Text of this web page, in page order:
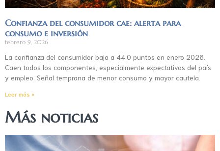
Confianza del consumidor cae: alerta para
consumo e inversión
febrero 9, 2026
La confianza del consumidor baja a 44.0 puntos en enero 2026.
Caen todos los componentes, especialmente expectativas del país
y empleo. Señal temprana de menor consumo y mayor cautela.
Leer más »
Más noticias